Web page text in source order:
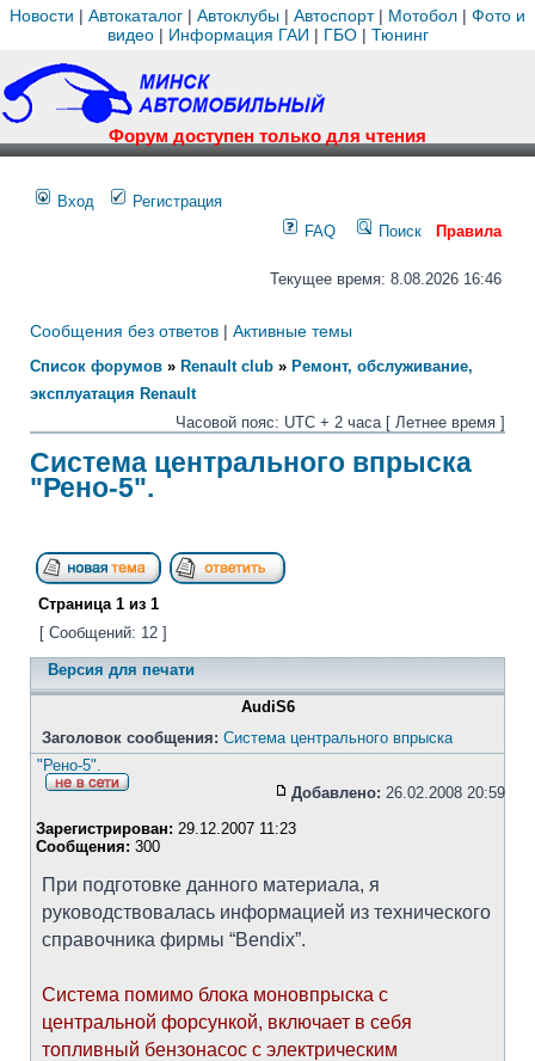
Новости | Автокаталог | Автоклубы | Автоспорт| Мотобол | Фото и
видео| Информация ГАИ | ГБО| Тюнинг
Форум доступен только для чтения
Вход
Регистрация
FAQ
Поиск Правила
Текущее время: 8.08.2026 16:46
Сообщения без ответов | Активные темы
Список форумов » Renault club » Ремонт, обслуживание,
эксплуатация Renault
Часовой пояс: UTC + 2 часа [ Летнее время ]
Система центрального впрыска
"Рено-5".
Страница 1 из 1
[ Сообщений: 12 ]
Версия для печати
AudiS6
Заголовок сообщения: Система центрального впрыска
"Рено-5".
Добавлено: 26.02.2008 20:59
Зарегистрирован: 29.12.2007 11:23
Сообщения: 300
При подготовке данного материала, я
руководствовалась информацией из технического
справочника фирмы “Bendix”.
Система помимо блока моновпрыска с
центральной форсункой, включает в себя
топливный бензонасос с электрическим